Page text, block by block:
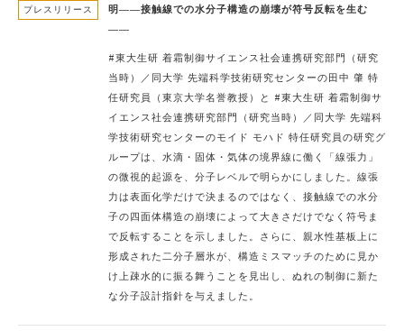
プレスリリース
明――接触線での水分子構造の崩壊が符号反転を生む
――
#東大生研 着霜制御サイエンス社会連携研究部門（研究
当時）／同大学 先端科学技術研究センターの田中 肇 特
任研究員（東京大学名誉教授）と #東大生研 着霜制御サ
イエンス社会連携研究部門（研究当時）／同大学 先端科
学技術研究センターのモイド モハド 特任研究員の研究グ
ループは、水滴・固体・気体の境界線に働く「線張力」
の微視的起源を、分子レベルで明らかにしました。線張
力は表面化学だけで決まるのではなく、接触線での水分
子の四面体構造の崩壊によって大きさだけでなく符号ま
で反転することを示しました。さらに、親水性基板上に
形成された二分子層氷が、構造ミスマッチのために見か
け上疎水的に振る舞うことを見出し、ぬれの制御に新た
な分子設計指針を与えました。